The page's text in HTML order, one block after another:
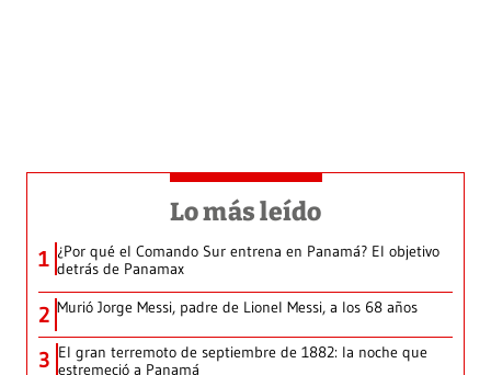
Lo más leído
1 ¿Por qué el Comando Sur entrena en Panamá? El objetivo
detrás de Panamax
2 Murió Jorge Messi, padre de Lionel Messi, a los 68 años
3 El gran terremoto de septiembre de 1882: la noche que
estremeció a Panamá